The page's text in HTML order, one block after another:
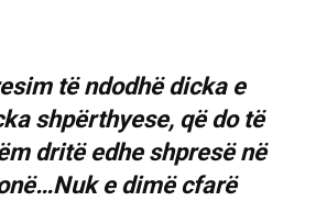
të ndodhë dicka e
shpërthyese, që do të
dritë edhe shpresë në
e dimë cfarë